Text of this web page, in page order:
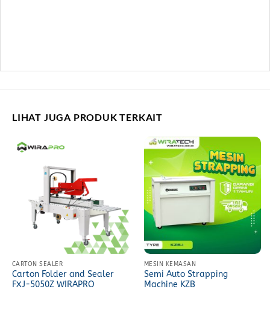
LIHAT JUGA PRODUK TERKAIT
CARTON SEALER
Carton Folder and Sealer
FXJ-5050Z WIRAPRO
MESIN KEMASAN
Semi Auto Strapping
Machine KZB